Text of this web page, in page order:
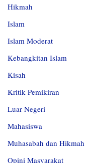
Hikmah
Islam
Islam Moderat
Kebangkitan Islam
Kisah
Kritik Pemikiran
Luar Negeri
Mahasiswa
Muhasabah dan Hikmah
Opini Masyarakat